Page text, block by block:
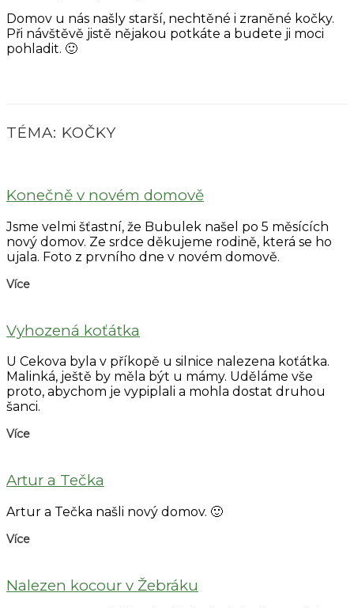
Domov u nás našly starší, nechtěné i zraněné kočky.
Při návštěvě jistě nějakou potkáte a budete ji moci
pohladit. 🙂
TÉMA: KOČKY
Konečně v novém domově
Jsme velmi šťastní, že Bubulek našel po 5 měsících
nový domov. Ze srdce děkujeme rodině, která se ho
ujala. Foto z prvního dne v novém domově.
Více
Vyhozená koťátka
U Cekova byla v příkopě u silnice nalezena koťátka.
Malinká, ještě by měla být u mámy. Uděláme vše
proto, abychom je vypiplali a mohla dostat druhou
šanci.
Více
Artur a Tečka
Artur a Tečka našli nový domov. 🙂
Více
Nalezen kocour v Žebráku